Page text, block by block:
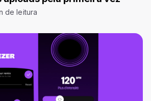
de leitura